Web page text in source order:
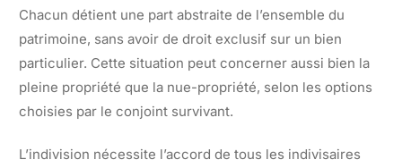
Chacun détient une part abstraite de l’ensemble du
patrimoine, sans avoir de droit exclusif sur un bien
particulier. Cette situation peut concerner aussi bien la
pleine propriété que la nue-propriété, selon les options
choisies par le conjoint survivant.
L’indivision nécessite l’accord de tous les indivisaires